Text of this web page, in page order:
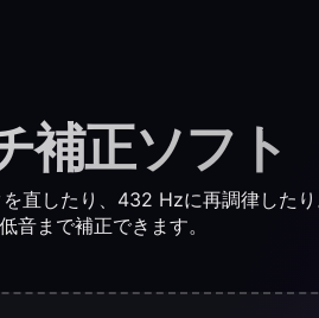
補正ソフト
直したり、432 Hzに再調律した
音まで補正できます。